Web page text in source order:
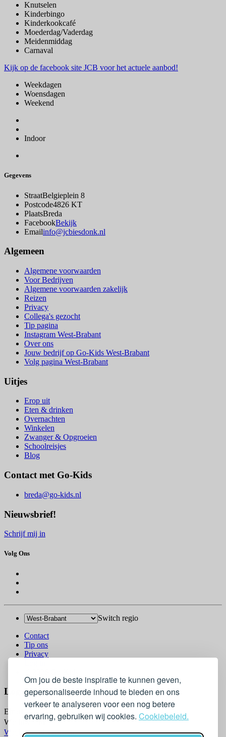
Om jou de beste inspiratie te kunnen geven,
gepersonaliseerde inhoud te bieden en ons
verkeer te analyseren voor een nog betere
ervaring, gebruiken wij cookies. Cookiebeleid.
Knutselen
Kinderbingo
Kinderkookcafé
Moederdag/Vaderdag
Meidenmiddag
Carnaval
Kijk op de facebook site JCB voor het actuele aanbod!
Weekdagen
Woensdagen
Weekend
Indoor
Gegevens
StraatBelgieplein 8
Postcode4826 KT
PlaatsBreda
FacebookBekijk
Emailinfo@jcbiesdonk.nl
Algemeen
Algemene voorwaarden
Voor Bedrijven
Algemene voorwaarden zakelijk
Reizen
Privacy
Collega's gezocht
Tip pagina
Instagram West-Brabant
Over ons
Jouw bedrijf op Go-Kids West-Brabant
Volg pagina West-Brabant
Uitjes
Erop uit
Eten & drinken
Overnachten
Winkelen
Zwanger & Opgroeien
Schoolreisjes
Blog
Contact met Go-Kids
breda@go-kids.nl
Nieuwsbrief!
Schrijf mij in
Volg Ons
Switch regio
Contact
Tip ons
Privacy
Log In
Email
Wachtwoord
Wachtwoord vergeten?